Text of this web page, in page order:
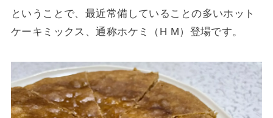
ということで、最近常備していることの多いホット
ケーキミックス、通称ホケミ（H M）登場です。